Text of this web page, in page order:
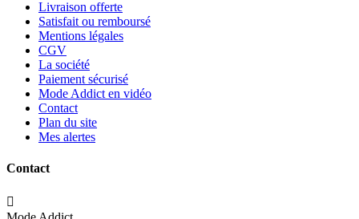
Livraison offerte
Satisfait ou remboursé
Mentions légales
CGV
La société
Paiement sécurisé
Mode Addict en vidéo
Contact
Plan du site
Mes alertes
Contact
